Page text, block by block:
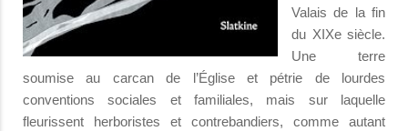
Valais de la fin
du XIXe siècle.
Une terre
soumise au carcan de l’Église et pétrie de lourdes
conventions sociales et familiales, mais sur laquelle
fleurissent herboristes et contrebandiers, comme autant